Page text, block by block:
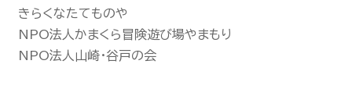
きらくなたてものや
NPO法人かまくら冒険遊び場やまもり
NPO法人山崎・谷戸の会